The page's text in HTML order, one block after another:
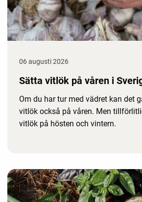
06 augusti 2026
Sätta vitlök på våren i
Om du har tur med vädret kan det
vitlök också på våren. Men
vitlök på hösten och vintern.